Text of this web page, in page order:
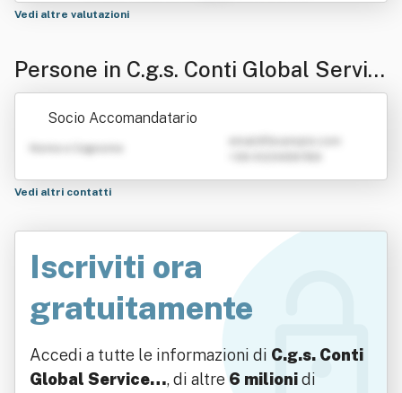
Vedi altre valutazioni
Persone in C.g.s. Conti Global Servic
e Sas Di Conti Lorenzo E Conti Gabri
Socio Accomandatario
Nome e Cognome
Vedi altri contatti
Iscriviti ora
gratuitamente
Accedi a tutte le informazioni di C.g.s. Conti
Global Service…, di altre 6 milionidi